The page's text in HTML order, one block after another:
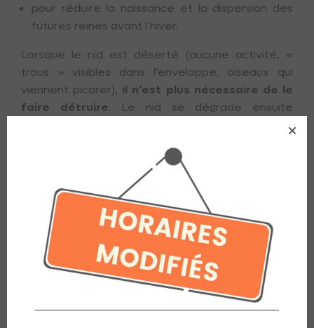
pour réduire la naissance et la dispersion des
futures reines avant l’hiver.
Lorsque le nid est déserté (aucune activité, «
trous » visibles dans l’enveloppe, oiseaux qui
viennent picorer), il n’est plus nécessaire de le
faire détruire. Le nid se dégrade ensuite
Que faire si vous repérez un nid de
frelons asiatiques ?
Ne vous approchez pas et ne tentez jamais de
le détruire vous-même.
Signalez-le à la mairie ou contactez un
professionnel de la désinsectisation.
En cas de piqûres multiples ou de réaction
allergique, appelez les services d’urgence (15,